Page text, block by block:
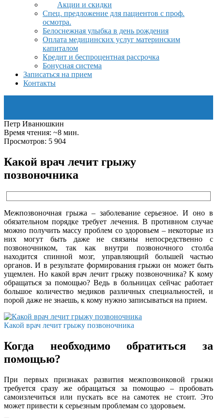
Акции и скидки
Спец. предложение для пациентов с проф.
осмотра.
Белоснежная улыбка в день рождения
Оплата медицинских услуг материнским
капиталом
Кредит и беспроцентная рассрочка
Бонусная система
Записаться на прием
Контакты
Петр Иванюшкин
Время чтения: ~8 мин.
Просмотров: 5 904
Какой врач лечит грыжу
позвоночника
Межпозвоночная грыжа – заболевание серьезное. И оно в
обязательном порядке требует лечения. В противном случае
можно получить массу проблем со здоровьем – некоторые из
них могут быть даже не связаны непосредственно с
позвоночником, так как внутри позвоночного столба
находится спинной мозг, управляющий большей частью
органов. И в результате формирования грыжи он может быть
ущемлен. Но какой врач лечит грыжу позвоночника? К кому
обращаться за помощью? Ведь в больницах сейчас работает
большое количество медиков различных специальностей, и
порой даже не знаешь, к кому нужно записываться на прием.
Какой врач лечит грыжу позвоночника
Когда необходимо обратиться за
помощью?
При первых признаках развития межпозвонковой грыжи
требуется сразу же обращаться за помощью – пробовать
самоизлечиться или пускать все на самотек не стоит. Это
может привести к серьезным проблемам со здоровьем.